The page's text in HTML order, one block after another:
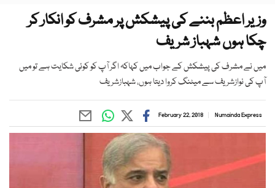
وزیر اعظم بننے کی پیشکش پر مشرف کو انکار کر
چکا ہوں شہباز شریف
میں نے مشرف کی پیشکش کے جواب میں کہاکہ اگر آپ کو کوئی شکایت ہے تو میں
آپ کی نوازشریف سے میٹنگ کروا دیتا ہوں، شہبازشریف
Numainda Express
February 22, 2018